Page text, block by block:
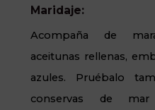
Maridaje:
Acompaña de
aceitunas rellenas,
azules. Pruébalo
conservas de